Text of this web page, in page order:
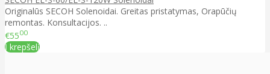
Originalūs SECOH Solenoidai. Greitas pristatymas, Orapūčių
remontas. Konsultacijos. ..
€5500
Į krepšelį